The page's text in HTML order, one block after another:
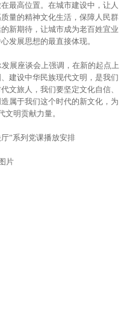
最高位置。在城市建设中，让人
量的精神文化生活，保障人民群
新期待，让城市成为老百姓宜业
发展思想的最直接体现。
展座谈会上强调，在新的起点上
建设中华民族现代文明，是我们
文旅人，我们要坚定文化自信、
属于我们这个时代的新文化，为
文明贡献力量。
”系列党课播放安排